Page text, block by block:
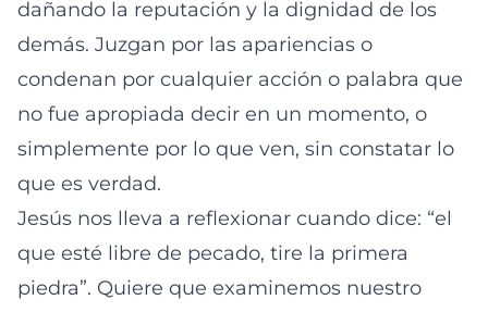
dañando la reputación y la dignidad de los
demás. Juzgan por las apariencias o
condenan por cualquier acción o palabra que
no fue apropiada decir en un momento, o
simplemente por lo que ven, sin constatar lo
que es verdad.
Jesús nos lleva a reflexionar cuando dice: “el
que esté libre de pecado, tire la primera
piedra”. Quiere que examinemos nuestro